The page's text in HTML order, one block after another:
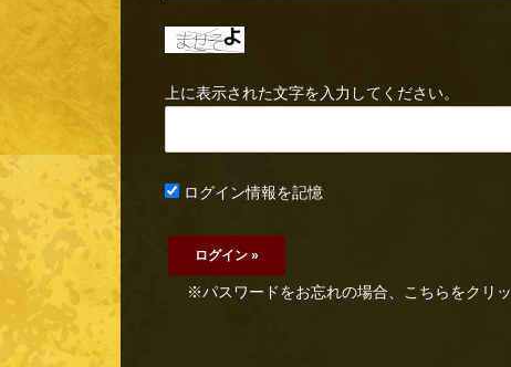
上に表示された文字を入力してください。
ログイン情報を記憶
※パスワードをお忘れの場合、こちらをクリ